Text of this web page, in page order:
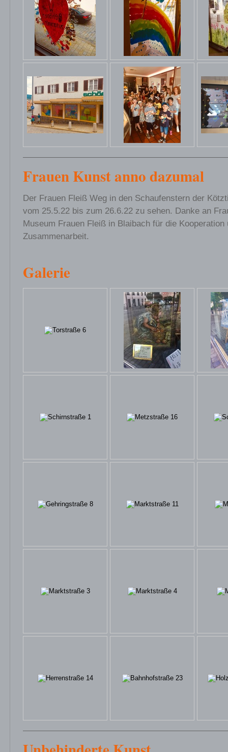
Frauen Kunst anno dazumal
Der Frauen Fleiß Weg in den Schaufenstern der
vom 25.5.22 bis zum 26.6.22 zu sehen. Danke an
Museum Frauen Fleiß in Blaibach für die Kooperation
Zusammenarbeit.
Galerie